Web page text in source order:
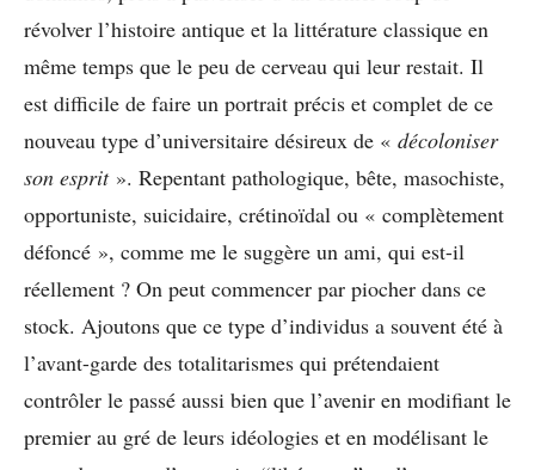
révolver l’histoire antique et la littérature classique en
même temps que le peu de cerveau qui leur restait. Il
est difficile de faire un portrait précis et complet de ce
nouveau type d’universitaire désireux de « décoloniser
son esprit ». Repentant pathologique, bête, masochiste,
opportuniste, suicidaire, crétinoïdal ou « complètement
défoncé », comme me le suggère un ami, qui est-il
réellement ? On peut commencer par piocher dans ce
stock. Ajoutons que ce type d’individus a souvent été à
l’avant-garde des totalitarismes qui prétendaient
contrôler le passé aussi bien que l’avenir en modifiant le
premier au gré de leurs idéologies et en modélisant le